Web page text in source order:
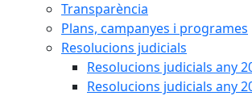
Transparència
Plans, campanyes i programes
Resolucions judicials
Resolucions judicials any
Resolucions judicials any